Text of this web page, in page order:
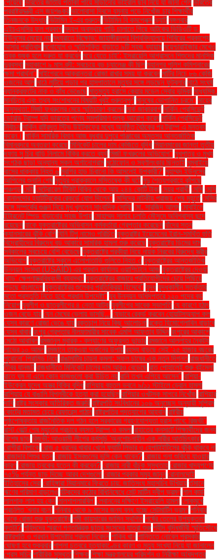
পেয়েছে ভারতের জাতীয় পতাকা পায়ে মাড়ানোর ভাইরাল ছবি নিয়ে যা জানা গেল ভারতের
পররাষ্ট্রমন্ত্রী এস জয়শঙ্কর ভালোবাসা দিবসে যমুনায় পড়ে নিখোঁজ চার শিক্ষার্থীর
তিনজনকে উদ্ধার ভিটামিন ই-এর গুরুত্ব ভিটামিন বি কমপ্লেক্স ভ্যাট মঙ্গলবার
এইচএসসির ফল প্রকাশ মদ্যপ অবস্থায় গাড়ি চালাতে গিয়ে আটকের ভিডিওটি ড.
ইউনূসের মেয়ের নয় মধ্যরাতে বিক্ষোভ: জাহাঙ্গীরনগর বিশ্ববিদ্যালয়ে শিবিরের প্রকাশ্যে
আসার প্রতিবাদ মনোযোগ ও স্মৃতিশক্তি বাড়াতে ৯টি সহজ ব্যায়াম ময়েশ্চারাইজার মেখেও
ত্বক শুষ্ক হলে দ্রুত যা করবেন মরে যেতে চাই’: ইসরায়েলি আগ্রাসনে শিশুদের মানসিক
দুরবস্থা মহাকাশে ৯ মাস বন্দী: সবচেয়ে বড় চ্যালেঞ্জ কী ছিল মহানগর পুলিশ কমিশনারের
ক্ষমা প্রার্থনা" মাইগ্রেনে আক্রান্তরা রোজা রাখার সময় যা করবেন মাটির নিচে ৮৬ কেজি
ওজনের আলু মাঠে লুটিয়ে পড়ার পর হাসপাতালে মৃত্যুর সঙ্গে লড়ছেন ফুটবলার মাঠে সংঘর্ষ
ব্যানক্রফটের নাক ও কাঁধ ভেঙেছে মাতৃমৃত্যু হ্রাসে কেয়ার মডেল সেবার ভূমিকা মাধ্যমিক.
মানচিত্র এবং তথ্য সংশোধনের বিষয়টি খুবই গুরুত্বপূর্ণ মানুষের ভোগান্তি চরমে" মায়ের
অসুস্থতা: মির্জা ফখরুলের মেয়ে স্মৃতিচারণ করলেন মার্ক জাকারবার্গ মার্কিন প্রেসিডেন্ট
ডোনাল্ড ট্রাম্প যদি ভারতের পণ্যে সমপরিমাণ শুল্ক আরোপ করেন মার্কিন প্রেসিডেন্ট
নির্বাচন মার্কিন রাষ্ট্রদূত স্টিভ উইটকফের মধ্যে অনুষ্ঠিত বৈঠকের পর ট্রাম্প এ মন্তব্য
করেন। মার্কিন সামরিক বিমান আজ বুধবার দুপুরে পাঞ্জাবের অমৃতসর আন্তর্জাতিক
বিমানবন্দরে অবতরণ করেছে মিনিকেট চালের দাম কেজিতে বৃদ্ধি মিয়ানমারের জান্তা তৃতীয়
দফায় সু চির বাড়ি নিলামে বিক্রি করতে ব্যর্থ মির্জা ফখরুলের অভিযোগ" মুখপাত্র ও মুখ্য
সংগঠক ছাড়া অন্যান্য সকল অর্গানোগ্রাম মুঠোফোন ও স্বর্ণালংকার ছিনতাই মুম্বাইয়ে
বাসের ধাক্কায় নিহত ৬ মুরগির হাড় চিবানো কি আসলেই উপকারী?' মুহাম্মদ ইউনূসের
আপিলের শুনানি শেষ মৃত্যুর প্রাক্কালে মস্তিষ্কে কী ঘটে মৃদু শৈত্যপ্রবাহে কাঁপছে
পঞ্চগড় মেটা মেট্রোরেল টিকিট বিক্রি থেকে আয় ২৪৪ কোটি টাকা মেয়র প্রার্থী মেসি মেসি
রোনালদোর হ্যাটট্রিকের রেকর্ডে যোগ দিলেন" মেসিদের নাটকীয় পরাজয় শেষ মুহূর্তে মেসির
সঙ্গে সম্পর্কের গুঞ্জন নিয়ে মুখ খুললেন সাংবাদিক সোফি মো. সারজিদ আলম মোবাইলে
ইন্টারনেট স্পিড বাড়ানোর সহজ উপায় মোহাম্মদ সালাহ চলতি মৌসুমে অবিশ্বাস্য ছন্দে
রয়েছেন যাকে যুক্তরাষ্ট্রের অভিবাসন কর্মকর্তারা গ্রেপ্তার করেছেন যাঁদের স্তন
ক্যানসারের ঝুঁকি বেশি যিনি টিপু নামেও পরিচিত যুক্তরাষ্ট্র ইয়েমেনের ইরান-সমর্থিত হুতি
বিদ্রোহীদের বিরুদ্ধে বড় আকারে সামরিক হামলা শুরু করেছে যুক্তরাষ্ট্রে ডিমের দাম
সর্বকালের সবচেয়ে বেশি বেড়েছে যুক্তরাষ্ট্রে পরকীয়া নিয়ে নায়ক নিরবের বিরুদ্ধে স্ত্রীর
অভিযোগ যুক্তরাষ্ট্রে স্কুলে এলোপাতাড়ি গুলিতে নিহত ৩ যুক্তরাষ্ট্রের আন্তর্জাতিক
উন্নয়ন সংস্থা (USAID) এর প্রধান কার্যালয় ওয়াশিংটনে আজ যুক্তরাষ্ট্রের দেওয়া
'থাড' ক্ষেপণাস্ত্রবিধ্বংসী ব্যবস্থা: যুক্তরাষ্ট্রের বাজারে প্রতিযোগীদের চেয়ে পিছিয়ে
পড়ছে বাংলাদেশ যুক্তরাষ্ট্রের শুল্কের প্রতিক্রিয়া হিসেবে" যুদ্ধ যুদ্ধকালীন সতর্কতার
মতো প্রস্তুতি নিতে হবে: প্রধান উপদেষ্টা" যুব উন্নয়ন অধিদপ্তরে ১২০ পদের বড়
নিয়োগ যুবলীগ ও ছাত্রলীগের ৪ নেতা আটক যুবলীগের সাবেক সভাপতি যে কারণে হঠাৎ
ওজন বেড়ে যায় যেন মেঘের ভেলায় ভাসছি... যেভাবে রেকর্ড করবেন হোয়াটসঅ্যাপ কল
যেসব কারণে রোজা ভেঙে যায় রক্তচাপ নিয়ে কিছু আলোচনা রক্তে হিমোগ্লোবিন বাড়াবে
যেসব খাবার রংপুর গ্রেপ্তার নীলফামারীর সাবেক এমপি আফতাব উদ্দিন রংপুরের আকাশে
মেঠো আবাবিল রমজানুল মুবারক - কল্যাণের অফুরন্ত ভান্ডার রমজানে আল্লাহর নৈকট্য
লাভের ১০ আমল রমজানে তাকওয়া অর্জনের উপায় রহস্য বাড়ছে সেই '২৫ হাজার বছরের
পুরোনো' পিরামিড নিয়ে রাঙামাটির চায়না কমলা: সফল চাষের এক নতুন দিগন্ত রাজধানীতে
তীব্র যানজট রাজধানীতে মিনিকেট চালের দাম আরও বেড়েছে রাত পোহালেই শুরু বইমেলা
রাতে ঘুম না এলে কোন কাজগুলো করা উচিত নয় রানি তখন এগিয়ে আসেন" রাশিয়া-
ইউক্রেন যুদ্ধে অস্ত্র বিক্রি বৃদ্ধি রাশিয়ায় বহুতল ভবনে ৯/১১ স্টাইলে ড্রোন হামলা
রাশিয়ায় যে বাঙালি বিপ্লবীকে হত্যা করা হয়েছিল রাশিয়ার ওখটস্ক সাগরে নিখোঁজ রাশিয়ার
দাবি রাষ্ট্র সংস্কার অতিরিক্ত জরুরি রাষ্ট্রপতি সংবিধানের ১০৬ অনুচ্ছেদ অনুযায়ী সুপ্রিম
কোর্টের মতামত চেয়ে রেফারেন্স পাঠান রাষ্ট্রপতির পদত্যাগের আহ্বান রাষ্ট্রীয়
পৃষ্ঠপোষকতায় রাজনৈতিক দল গঠন হলে সরকারের গ্রহণযোগ্যতা হ্রাস পাবে: রিজভী"
রাস্ট বেল্টে শেষ মুহূর্তের প্রচারে ব্যস্ত ট্রাম্প ও কমলা রাহাতের কনসার্টে শিক্ষার্থীদের জন্য
বিশেষ ছাড় রিজভী: আওয়ামী লীগের কর্মসূচি 'অনুশোচনাহীন এক নারীর আর্তচিৎকার'
রোগীরা বিপাকে রোজ ৫ ধরনের খাবার খেলে ফ্যাটি লিভার ও হেপাটাইটিসের ঝুঁকি থাকবে না
রোজাদার শিশুর যত্ন রোজায় ইসবগুলের ভুসি কেন খাবেন? রোজায় গলা শুকিয়ে যাওয়ার
কারণ রোজায় ত্বকের যত্নে কী করবেন? রোজায় নারী বাঁচুক সুস্থতায় রোজার খাদ্যপণ্যে
৭৫% পর্যন্ত ছাড় দিচ্ছে আরব দেশগুলো রোজার প্রকার সমূহ জানুন রোনালদোই
ইতিহাসের সেরা রোহিঙ্গারা মিয়ানমারে ফিরতে চায়: জাতিসংঘ মহাসচিব উখিয়ায় র্তমানে
ঋণের পরিমাণ বাড়লেও র্যটকদের কঠোর বিধিনিষেধে সেন্ট মার্টিন দ্বীপ ভ্রমণ লাল কার্ড
লালশাক লাল হয় কেন লালশাপলারবিল' লেবাননের দক্ষিণে ইসরায়েলি হামলা লোকমুখে
প্রচলিত 'খনার বচন' শনিবার থেকে ৯ মাসের জন্য বন্ধ হচ্ছে সেন্টমার্টিন ভ্রমণ শনিবার
থেকে রোজা শুরু যুক্তরাষ্ট্রে শমী কায়সারের জামিন স্থগিত শর্ষের তেলের উপযুক্ততা
কতটা? শহিদদের স্মরণে গণতান্ত্রিক ছাত্র সংসদের যাত্রা শুরু শহীদ বুদ্ধিজীবী স্মৃতিসৌধে
রাষ্ট্রপতি ও প্রধান উপদেষ্টার শ্রদ্ধা নিবেদন শাকিব খান শান্তিতে নোবেল পুরস্কার
ঘোষণা হবে শুক্রবার শাপলা চত্বরে হত্যাকাণ্ডের কারণ ও মৃত্যু সংখ্যা নিয়ে যা জানালেন
প্রেস সচিব শারীরিক সুস্থতা শিক্ষক শিক্ষা মন্ত্রণালয়ের পরিদর্শন ও নিরীক্ষা অধিদপ্তর